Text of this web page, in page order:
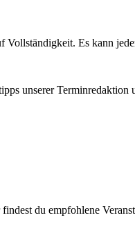
Vollständigkeit. Es kann
unserer
du empfohlene